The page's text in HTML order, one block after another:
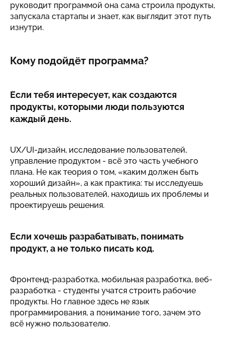
руководит программой она сама строила продукты,
запускала стартапы и знает, как выглядит этот путь
изнутри.
Кому подойдёт программа?
Если тебя интересует, как создаются
продукты, которыми люди пользуются
каждый день.
UX/UI-дизайн, исследование пользователей,
управление продуктом - всё это часть учебного
плана. Не как теория о том, «каким должен быть
хороший дизайн», а как практика: ты исследуешь
реальных пользователей, находишь их проблемы и
проектируешь решения.
Если хочешь разрабатывать, понимать
продукт, а не только писать код.
Фронтенд-разработка, мобильная разработка, веб-
разработка - студенты учатся строить рабочие
продукты. Но главное здесь не язык
программирования, а понимание того, зачем это
всё нужно пользователю.